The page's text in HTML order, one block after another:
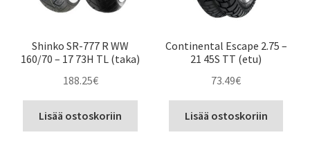
Shinko SR-777 R WW
160/70 – 17 73H TL (taka)
188.25€
Lisää ostoskoriin
Continental Escape 2.75 –
21 45S TT (etu)
73.49€
Lisää ostoskoriin